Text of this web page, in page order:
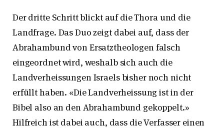
Der dritte Schritt blickt auf die Thora und die
Landfrage. Das Duo zeigt dabei auf, dass der
Abrahambund von Ersatztheologen falsch
eingeordnet wird, weshalb sich auch die
Landverheissungen Israels bisher noch nicht
erfüllt haben. «Die Landverheissung ist in der
Bibel also an den Abrahambund gekoppelt.»
Hilfreich ist dabei auch, dass die Verfasser einen